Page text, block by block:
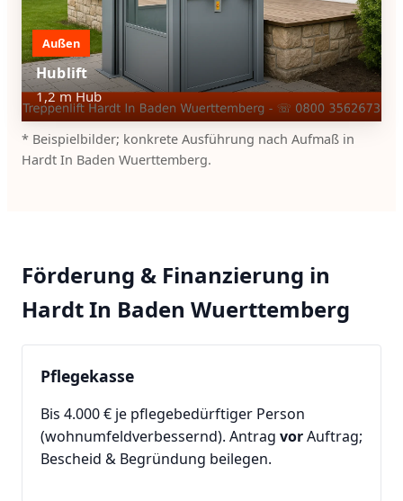
Außen
Hublift
1,2 m Hub
* Beispielbilder; konkrete Ausführung nach Aufmaß in
Hardt In Baden Wuerttemberg.
Förderung & Finanzierung in
Hardt In Baden Wuerttemberg
Pflegekasse
Bis 4.000 € je pflegebedürftiger Person
(wohnumfeldverbessernd). Antrag vorAuftrag;
Bescheid & Begründung beilegen.